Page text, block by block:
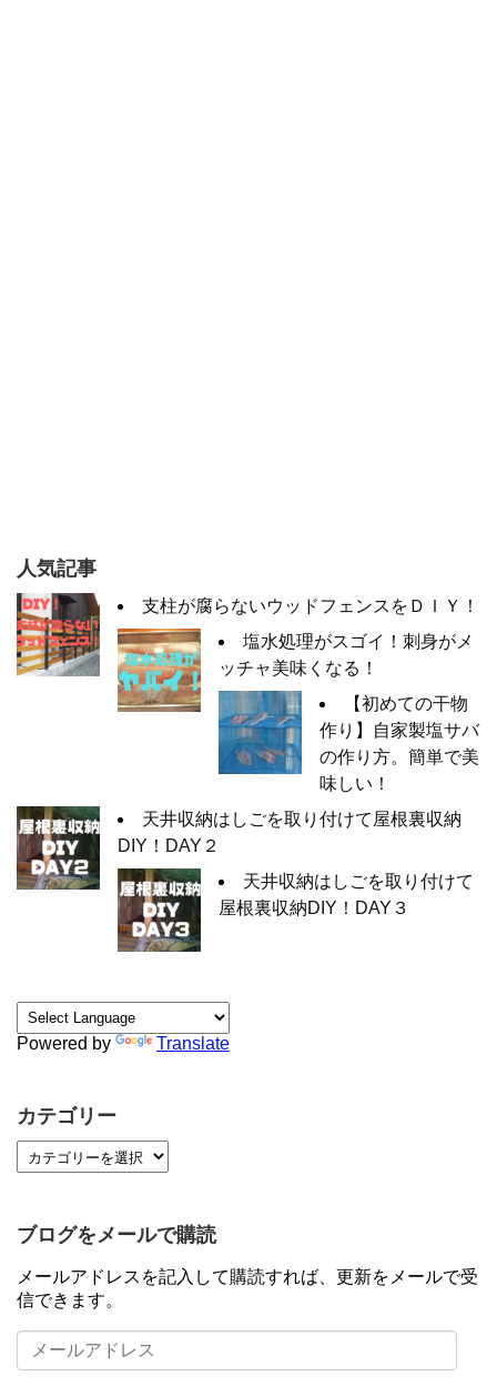
人気記事
支柱が腐らないウッドフェンスをＤＩＹ！
塩水処理がスゴイ！刺身がメ
ッチャ美味くなる！
【初めての干物
作り】自家製塩サバ
の作り方。簡単で美
味しい！
天井収納はしごを取り付けて屋根裏収納
DIY！DAY２
天井収納はしごを取り付けて
屋根裏収納DIY！DAY３
Powered by Translate
カテゴリー
ブログをメールで購読
メールアドレスを記入して購読すれば、更新をメールで受
信できます。
メ
ー